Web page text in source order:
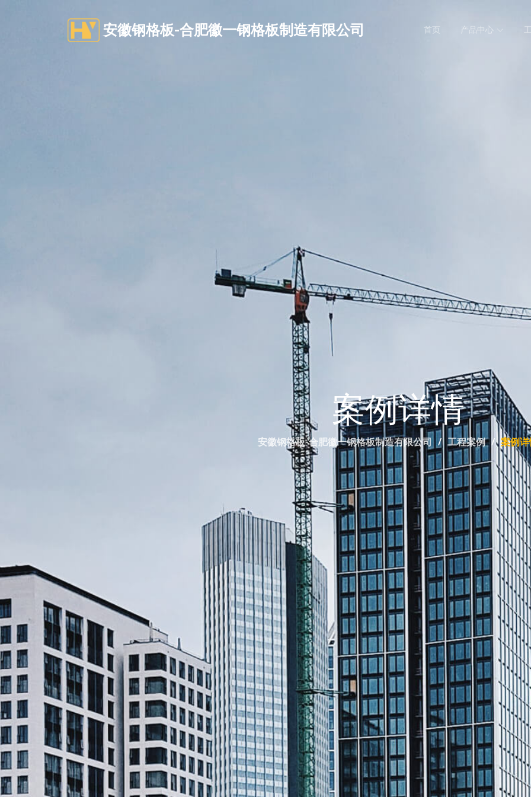
安徽钢格板-合肥徽一钢格板制造有限公司 首页 产品中心
案例详情
安徽钢格板-合肥徽一钢格板制造有限公司 工程案例 案例